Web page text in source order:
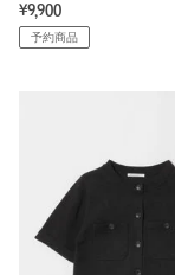
¥9,900
予約商品